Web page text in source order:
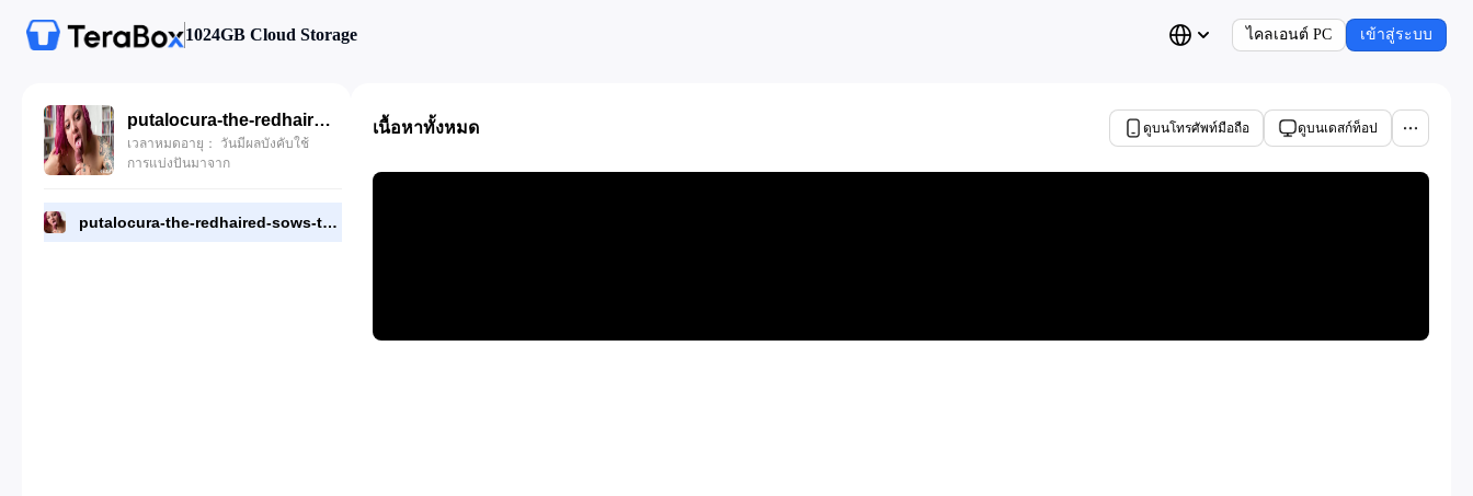
1024GB Cloud Storage ไคลเอนต์ PC เข้าสู่ระบบ
putalocura-the-redhaired-sows-tetamen-rebeca-addams.mp4
เวลาหมดอายุ： วันมีผลบังคับใช้
การแบ่งปันมาจาก
putalocura-the-redhaired-sows-tetamen-rebeca-addams.mp4
เนื้อหาทั้งหมด ดูบนโทรศัพท์มือถือ ดูบนเดสก์ท็อป